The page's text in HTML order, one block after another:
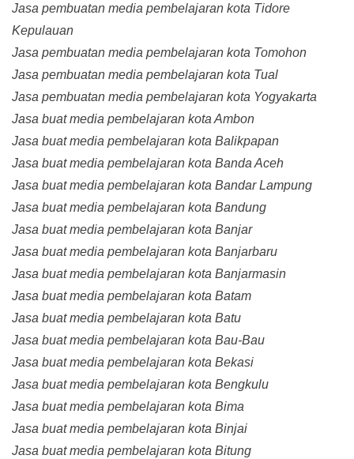
Jasa pembuatan media pembelajaran kota Tidore
Kepulauan
Jasa pembuatan media pembelajaran kota Tomohon
Jasa pembuatan media pembelajaran kota Tual
Jasa pembuatan media pembelajaran kota Yogyakarta
Jasa buat media pembelajaran kota Ambon
Jasa buat media pembelajaran kota Balikpapan
Jasa buat media pembelajaran kota Banda Aceh
Jasa buat media pembelajaran kota Bandar Lampung
Jasa buat media pembelajaran kota Bandung
Jasa buat media pembelajaran kota Banjar
Jasa buat media pembelajaran kota Banjarbaru
Jasa buat media pembelajaran kota Banjarmasin
Jasa buat media pembelajaran kota Batam
Jasa buat media pembelajaran kota Batu
Jasa buat media pembelajaran kota Bau-Bau
Jasa buat media pembelajaran kota Bekasi
Jasa buat media pembelajaran kota Bengkulu
Jasa buat media pembelajaran kota Bima
Jasa buat media pembelajaran kota Binjai
Jasa buat media pembelajaran kota Bitung